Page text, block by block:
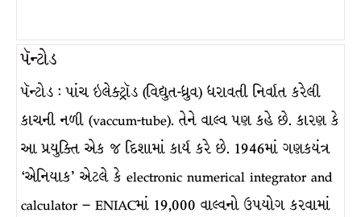
પૅન્ટોડ
પૅન્ટોડ : પાંચ ઇલેક્ટ્રૉડ (વિદ્યુત-ધ્રુવ) ધરાવતી નિર્વાત કરેલી
કાચની નળી (vaccum-tube). તેને વાલ્વ પણ કહે છે. કારણ કે
આ પ્રયુક્તિ એક જ દિશામાં કાર્ય કરે છે. 1946માં ગણકયંત્ર
‘એનિયાક’ એટલે કે electronic numerical integrator and
calculator – ENIACમાં 19,000 વાલ્વનો ઉપયોગ કરવામાં